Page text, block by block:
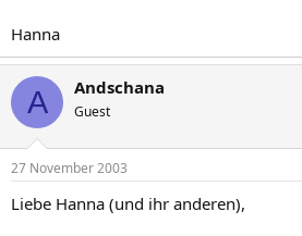
Hanna
A Andschana
Guest
27 November 2003
Liebe Hanna (und ihr anderen),